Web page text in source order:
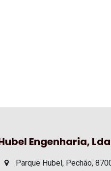
Engenharia,
Parque Hubel, Pechão,